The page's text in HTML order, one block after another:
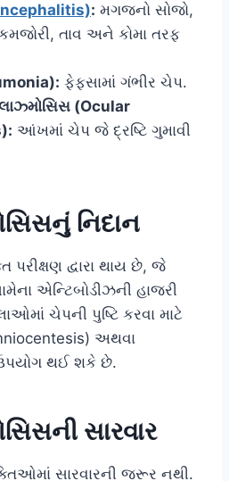
: મગજનો સોજો,
તાવ અને કોમા તરફ
ફેફસામાં ગંભીર ચેપ.
(Ocular
આંખમાં ચેપ જે દ્રષ્ટિ ગુમાવી
નિદાન
પરીક્ષણ દ્વારા થાય છે, જે
એન્ટિબોડીઝની હાજરી
ચેપની પુષ્ટિ કરવા માટે
અથવા
થઈ શકે છે.
સારવાર
સારવારની જરૂર નથી.